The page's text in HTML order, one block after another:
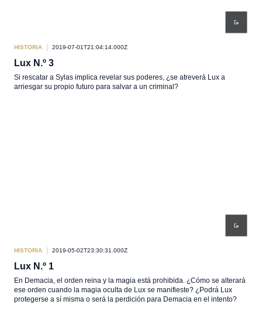
HISTORIA 2019-07-01T21:04:14.000Z
Lux N.º 3
Si rescatar a Sylas implica revelar sus poderes, ¿se atreverá Lux a
arriesgar su propio futuro para salvar a un criminal?
HISTORIA 2019-05-02T23:30:31.000Z
Lux N.º 1
En Demacia, el orden reina y la magia está prohibida. ¿Cómo se alterará
ese orden cuando la magia oculta de Lux se manifieste? ¿Podrá Lux
protegerse a sí misma o será la perdición para Demacia en el intento?